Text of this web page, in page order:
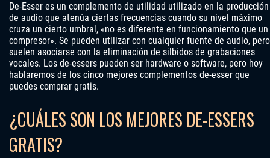
De-Esser es un complemento de utilidad utilizado en la producción
de audio que atenúa ciertas frecuencias cuando su nivel máximo
cruza un cierto umbral, «no es diferente en funcionamiento que un
compresor». Se pueden utilizar con cualquier fuente de audio, pero
suelen asociarse con la eliminación de silbidos de grabaciones
vocales. Los de-essers pueden ser hardware o software, pero hoy
hablaremos de los cinco mejores complementos de-esser que
puedes comprar gratis.
¿CUÁLES SON LOS MEJORES DE-ESSERS
GRATIS?